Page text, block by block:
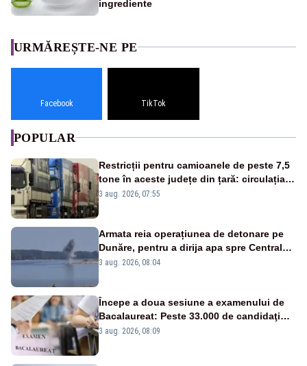
ingrediente
URMĂREȘTE-NE PE
Facebook TikTok
POPULAR
Restricții pentru camioanele de peste 7,5
tone în aceste județe din țară: circulația
este interzisă luni, între orele 12:00 și
3 aug. 2026, 07:55
Armata reia operațiunea de detonare pe
Dunăre, pentru a dirija apa spre Centrala
Cernavodă
3 aug. 2026, 08:04
Începe a doua sesiune a examenului de
Bacalaureat: Peste 33.000 de candidaţi
înscrişi
3 aug. 2026, 08:09